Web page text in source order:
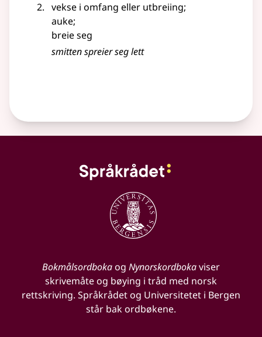
vekse i omfang eller utbreiing;
auke;
breie seg
smitten spreier seg lett
Bokmålsordbokaog Nynorskordbokaviser
skrivemåte og bøying i tråd med norsk
rettskriving. Språkrådet og Universitetet i Bergen
står bak ordbøkene.